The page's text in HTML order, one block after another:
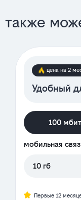
также
цена на 2
Удобный
100
мобильная
10 гб
Первые 12